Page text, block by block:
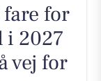
for
i 2027
vej for